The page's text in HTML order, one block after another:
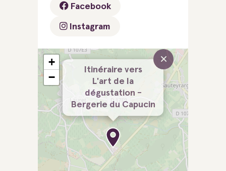
Facebook
Instagram
Itinéraire vers
L'art de la
dégustation -
Bergerie du Capucin
×
+
−